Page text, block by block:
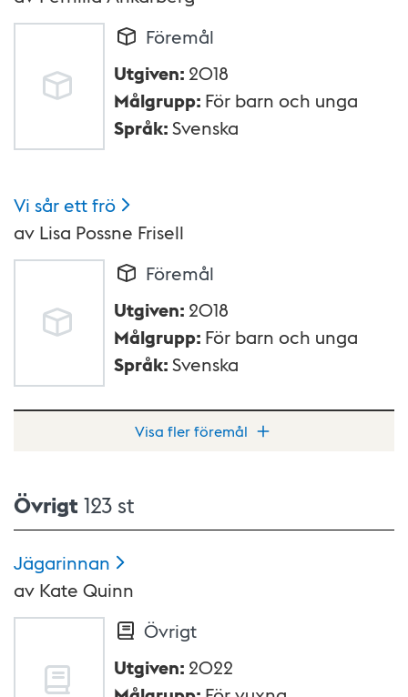
Föremål
Utgiven: 2018
Målgrupp: För barn och unga
Språk:Svenska
Vi sår ettfrö
av Lisa Possne Frisell
Föremål
Utgiven: 2018
Målgrupp: För barn och unga
Språk:Svenska
Visa fler föremål
Övrigt 123 st
Jägarinnan
av Kate Quinn
Övrigt
Utgiven: 2022